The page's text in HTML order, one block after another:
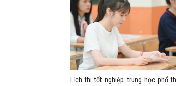
Lịch thi tốt nghiệp trung học phổ